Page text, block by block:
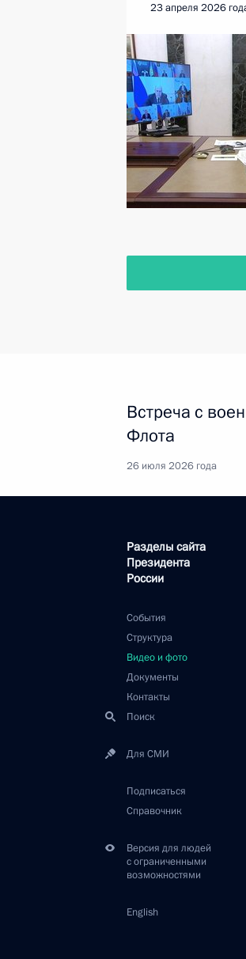
23 апреля 2026
Встреча с
Флота
26 июля 2026 года
Разделы сайта
Президента
России
События
Структура
Видео и фото
Документы
Контакты
Поиск
Для СМИ
Подписаться
Справочник
Версия для людей
с ограниченными
возможностями
English